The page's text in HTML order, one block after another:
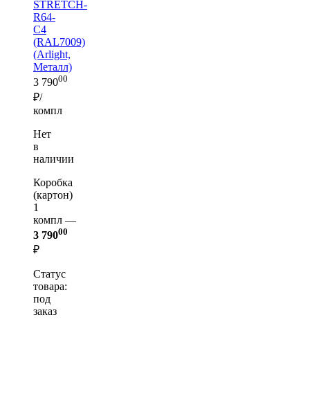
STRETCH-
R64-
C4
(RAL7009)
(Arlight,
Металл)
3 79000
₽/
компл
Нет
в
наличии
Коробка
(картон)
1
компл —
3 79000
₽
Статус
товара:
под
заказ